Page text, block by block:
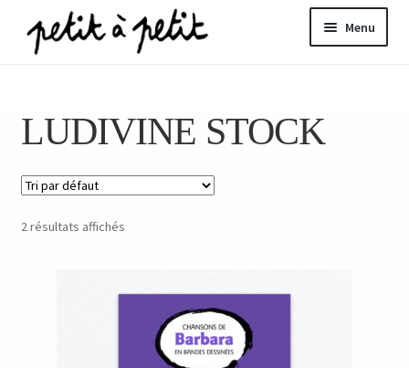
Aller
à
Aller
au
Menu
LUDIVINE STOCK
2 résultats affichés